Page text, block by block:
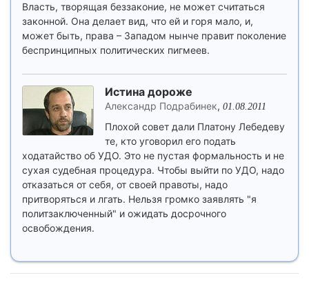
Власть, творящая беззаконие, не может считаться
законной. Она делает вид, что ей и горя мало, и,
может быть, права – Западом нынче правит поколение
беспринципных политических пигмеев.
Истина дороже
Александр Подрабинек, 01.08.2011
Плохой совет дали Платону Лебедеву
те, кто уговорил его подать
ходатайство об УДО. Это не пустая формальность и не
сухая судебная процедура. Чтобы выйти по УДО, надо
отказаться от себя, от своей правоты, надо
притворяться и лгать. Нельзя громко заявлять "я
политзаключенный" и ожидать досрочного
освобождения.